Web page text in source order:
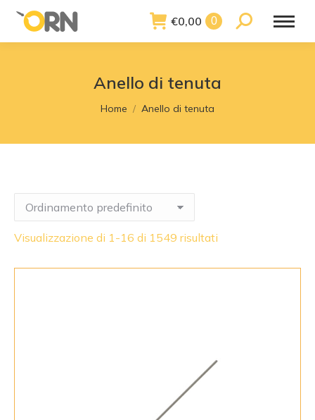
€0,00 0 Search:
Anello di tenuta
You are here:
Home Anello di tenuta
Visualizzazione di 1-16 di 1549 risultati